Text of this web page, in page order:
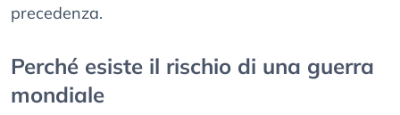
precedenza.
Perché esiste il rischio di una guerra
mondiale